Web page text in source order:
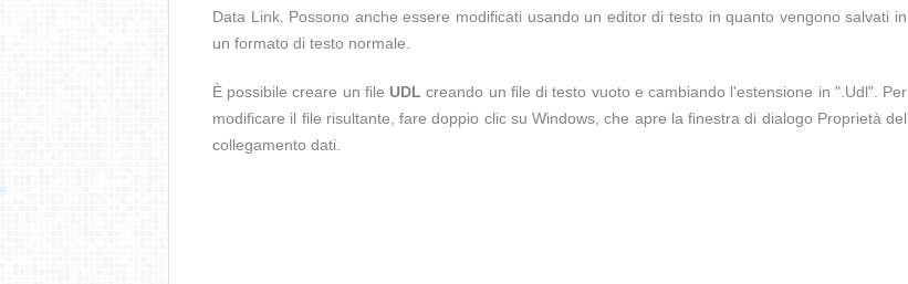
Data Link. Possono anche essere modificati usando un editor di testo in quanto vengono salvati in
un formato di testo normale.
È possibile creare un file UDL creando un file di testo vuoto e cambiando l'estensione in ".Udl". Per
modificare il file risultante, fare doppio clic su Windows, che apre la finestra di dialogo Proprietà del
collegamento dati.